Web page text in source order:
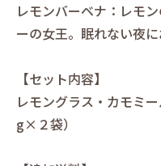
レモンバーベナ：レモ
ーの女王。眠れない夜
【セット内容】
レモングラス・カモミ
g×２袋）